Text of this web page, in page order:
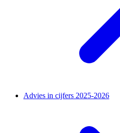
Advies in cijfers 2025-2026